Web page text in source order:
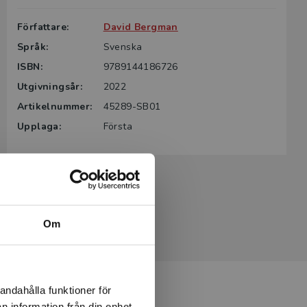
Om
funktioner för
Författare:
David Bergman
Språk:
Svenska
ISBN:
9789144186726
Utgivningsår:
2022
Artikelnummer:
45289-SB01
Upplaga:
Första